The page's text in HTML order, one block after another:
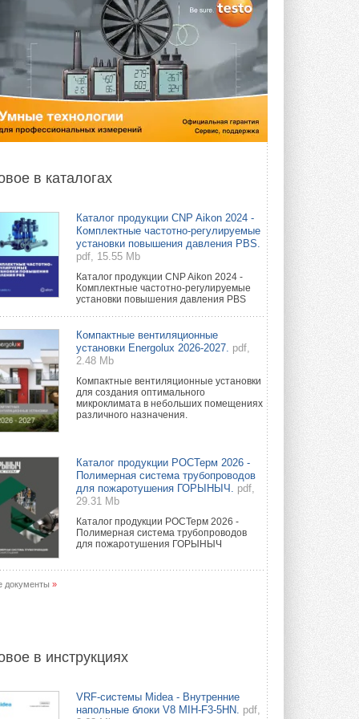
в каталогах
Каталог продукции CNP Aikon 2024 -
Комплектные частотно-регулируемые
установки повышения давления PBS.
pdf, 15.55 Mb
Каталог продукции CNP Aikon 2024 -
Комплектные частотно-регулируемые
установки повышения давления PBS
Компактные вентиляционные
установки Energolux 2026-2027. pdf,
2.48 Mb
Компактные вентиляционные установки
для создания оптимального
микроклимата в небольших помещениях
различного назначения.
Каталог продукции РОСТерм 2026 -
Полимерная система трубопроводов
для пожаротушения ГОРЫНЫЧ.
pdf,
29.31 Mb
Каталог продукции РОСТерм 2026 -
Полимерная система трубопроводов
для пожаротушения ГОРЫНЫЧ
документы »
в инструкциях
VRF-системы Midea - Внутренние
напольные блоки V8 MIH-F3-5HN. pdf,